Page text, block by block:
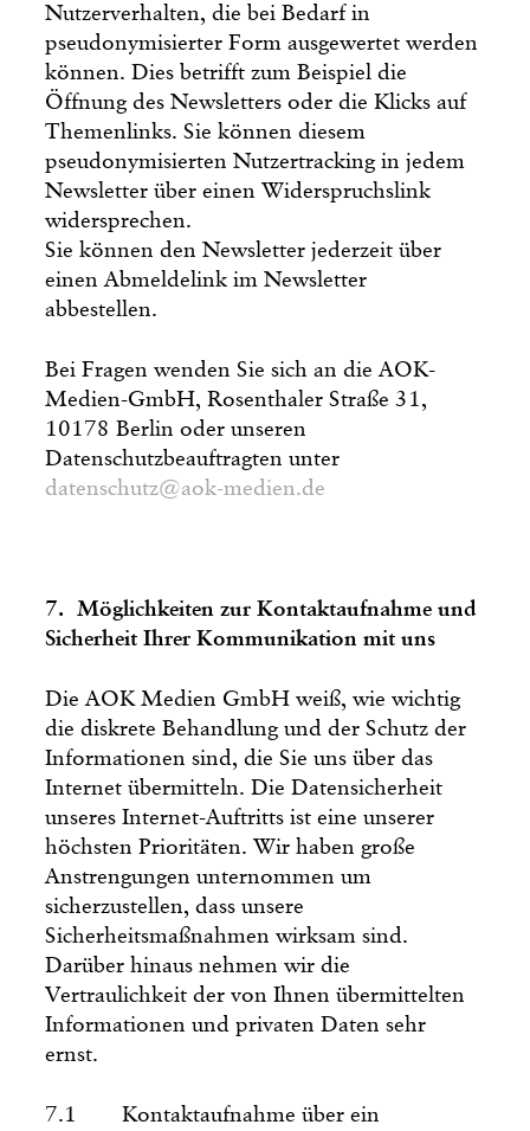
Nutzerverhalten, die bei Bedarf in
pseudonymisierter Form ausgewertet werden
können. Dies betrifft zum Beispiel die
Öffnung des Newsletters oder die Klicks auf
Themenlinks. Sie können diesem
pseudonymisierten Nutzertracking in jedem
Newsletter über einen Widerspruchslink
widersprechen.
Sie können den Newsletter jederzeit über
einen Abmeldelink im Newsletter
abbestellen.
Bei Fragen wenden Sie sich an die AOK-
Medien-GmbH, Rosenthaler Straße 31,
10178 Berlin oder unseren
Datenschutzbeauftragten unter
datenschutz@aok-medien.de
7. Möglichkeiten zur Kontaktaufnahme und
Sicherheit Ihrer Kommunikation mit uns
Die AOK Medien GmbH weiß, wie wichtig
die diskrete Behandlung und der Schutz der
Informationen sind, die Sie uns über das
Internet übermitteln. Die Datensicherheit
unseres Internet-Auftritts ist eine unserer
höchsten Prioritäten. Wir haben große
Anstrengungen unternommen um
sicherzustellen, dass unsere
Sicherheitsmaßnahmen wirksam sind.
Darüber hinaus nehmen wir die
Vertraulichkeit der von Ihnen übermittelten
Informationen und privaten Daten sehr
ernst.
7.1 Kontaktaufnahme über ein